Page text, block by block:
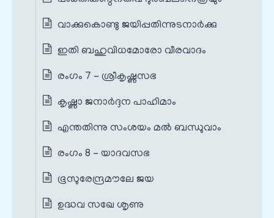
വാക്കുകൊണ്ടു ജയിപ്പതിന്നുടനാർക്കു
ഇതി ബഹുവിധമോരോ വീരവാദം
രംഗം 7 - ശ്രീകൃഷ്ണസഭ
കൃഷ്ണാ ജനാർദ്ദന പാഹിമാം
എന്തതിന്നു സംശയം മൽ ബന്ധുവാം
രംഗം 8 - യാദവസഭ
ഭൂസുരേന്ദ്രമൗലേ ജയ
ഉദ്ധവ സഖേ ശൃണു